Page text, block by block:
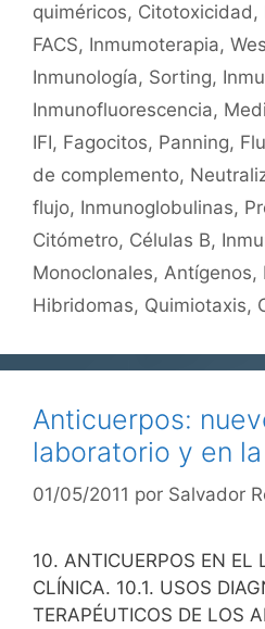
quiméricos, Citotoxicidad,
FACS, Inmumoterapia,
Inmunología, Sorting,
Inmunofluorescencia,
IFI, Fagocitos, Panning,
de complemento,
flujo, Inmunoglobulinas,
Citómetro, Células B,
Monoclonales, Antígenos,
Hibridomas, Quimiotaxis,
Anticuerpos:
laboratorio y en
01/05/2011 por Salvador
10. ANTICUERPOS EN EL
CLÍNICA. 10.1. USOS
TERAPÉUTICOS DE LOS